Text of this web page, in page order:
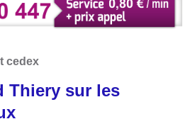
cedex
Thiery sur les